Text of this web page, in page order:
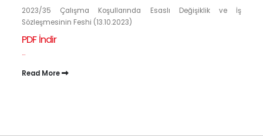
2023/35 Çalışma Koşullarında Esaslı Değişiklik ve İş
Sözleşmesinin Feshi (13.10.2023)
PDF İndir
...
Read More